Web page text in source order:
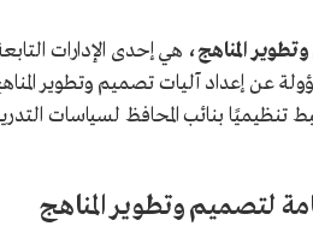
المناهج، هي إحدى الإدارات
عن إعداد آليات تصميم وتطوير
تنظيميًا بنائب المحافظ لسياسات
لتصميم وتطوير المناهج